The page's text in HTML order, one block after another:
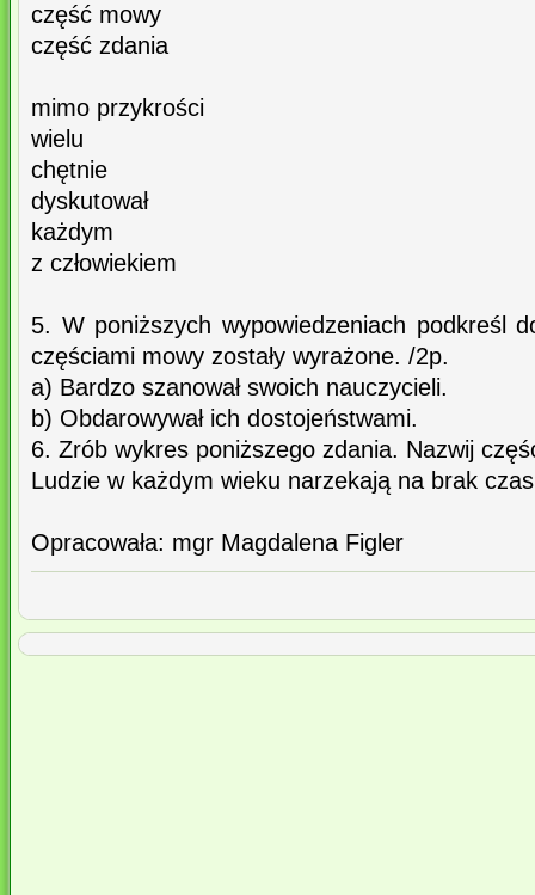
część mowy
część zdania
mimo przykrości
wielu
chętnie
dyskutował
każdym
z człowiekiem
5. W poniższych wypowiedzeniach podkreśl
częściami mowy zostały wyrażone. /2p.
a) Bardzo szanował swoich nauczycieli.
b) Obdarowywał ich dostojeństwami.
6. Zrób wykres poniższego zdania. Nazwij
Ludzie w każdym wieku narzekają na brak
Opracowała: mgr Magdalena Figler